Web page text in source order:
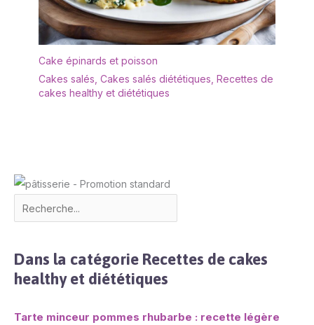
Cake épinards et poisson
Cakes salés Cakes salés diététiques Recettes de
cakes healthy et diététiques
Dans la catégorie Recettes de cakes
healthy et diététiques
Tarte minceur pommes rhubarbe : recette légère